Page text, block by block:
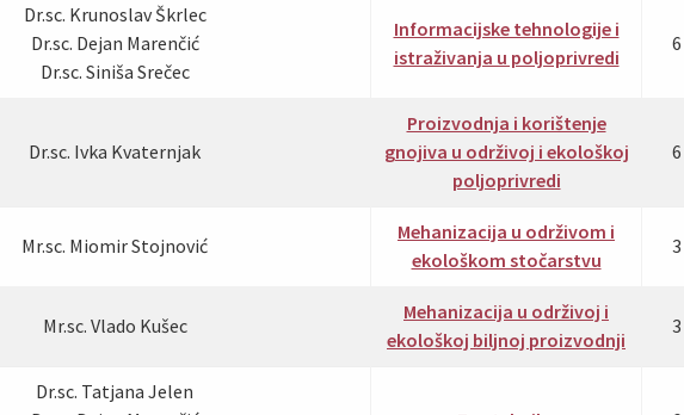
Dr.sc. Krunoslav Škrlec
Dr.sc. Dejan Marenčić
Dr.sc. Siniša Srečec
Informacijske tehnologije i
istraživanja u poljoprivredi
6
Dr.sc. Ivka Kvaternjak
Proizvodnja i korištenje
gnojiva u održivoj i ekološkoj
poljoprivredi
6
Mr.sc. Miomir Stojnović
Mehanizacija u održivom i
ekološkom stočarstvu
3
Mr.sc. Vlado Kušec
Mehanizacija u održivoj i
ekološkoj biljnoj proizvodnji
3
Dr.sc. Tatjana Jelen